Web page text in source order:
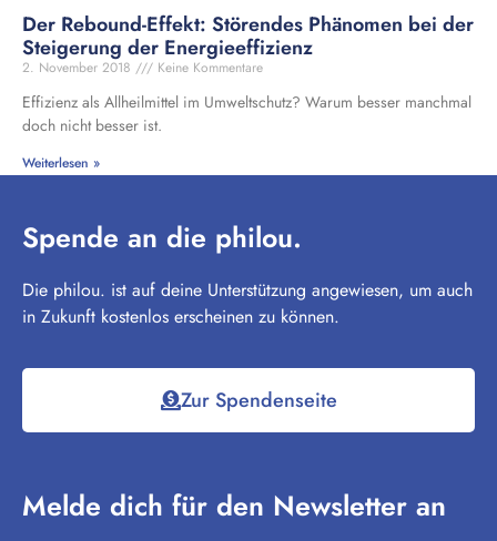
Der Rebound-Effekt: Störendes Phänomen bei der
Steigerung der Energieeffizienz
2. November 2018 Keine Kommentare
Effizienz als Allheilmittel im Umweltschutz? Warum besser manchmal
doch nicht besser ist.
Weiterlesen »
Spende an die philou.
Die philou. ist auf deine Unterstützung angewiesen, um auch
in Zukunft kostenlos erscheinen zu können.
Zur Spendenseite
Melde dich für den Newsletter an